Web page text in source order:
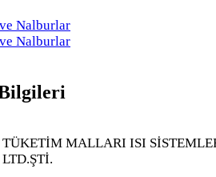
ve Nalburlar
ve Nalburlar
MALLARI ISI